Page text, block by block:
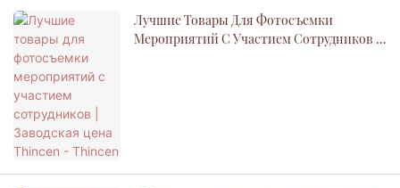
Лучшие Товары Для Фотосъемки
Мероприятий С Участием Сотрудников |